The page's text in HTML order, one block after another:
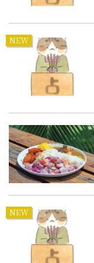
NEW
NEW